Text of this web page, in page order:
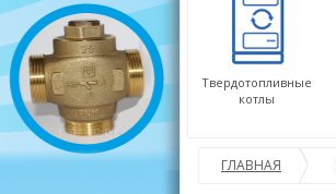
Твердотопливные
котлы
ГЛАВНАЯ